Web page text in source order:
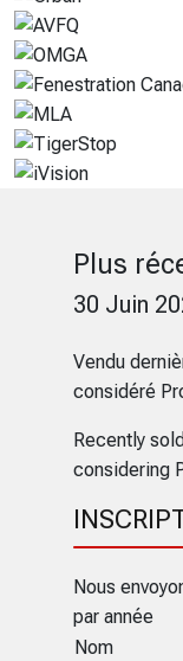
Plus
30 Juin
Vendu
considéré
Recently
considering
Nous
par année
Nom